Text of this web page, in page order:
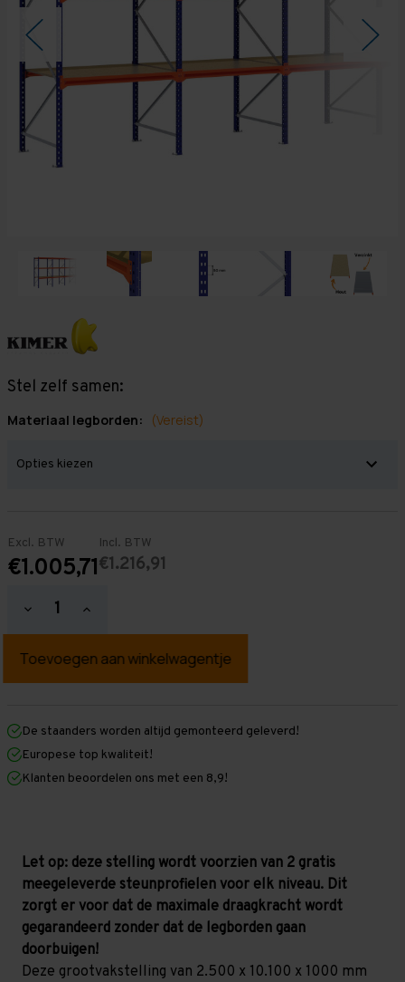
Stel zelf samen:
Materiaal legborden: (Vereist)
Excl. BTW
€1.005,71
Incl. BTW
€1.216,91
Hoeveelheid
verlagen
Grootvakstelling
mm
mm
x
1.000
mm
1.200
mm)
Hoeveelheid
verhogen
Grootvakstelling
mm
mm
1.000
mm
1.200
mm)
De staanders worden altijd gemonteerd geleverd!
Europese top kwaliteit!
Klanten beoordelen ons met een 8,9!
Let op: deze stelling wordt voorzien van 2 gratis
meegeleverde steunprofielen voor elk niveau. Dit
zorgt er voor dat de maximale draagkracht wordt
gegarandeerd zonder dat de legborden gaan
doorbuigen!
Deze grootvakstelling van 2.500 x 10.100 x 1000 mm